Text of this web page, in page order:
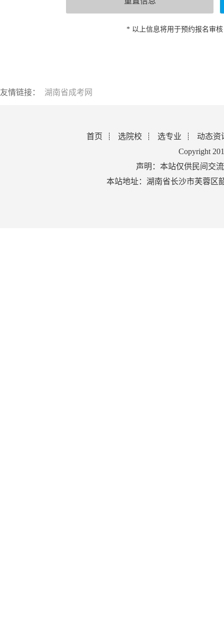
* 以上信息将用于预约报名审
友情链接： 湖南省成考网
首页 选院校 选专业
动态资
Copyright
声明：本站仅供民间交
本站地址：湖南省长沙市芙蓉区